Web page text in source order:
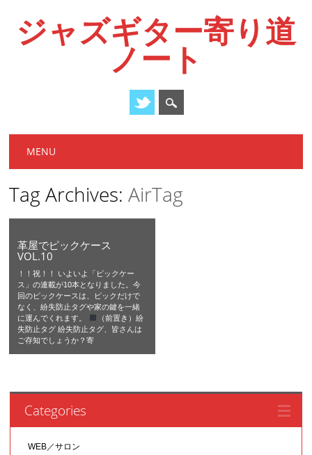
ジャズギター寄り道
ノート
Main menu
MENU
Tag Archives:AirTag
革屋でピックケース
VOL.10
！！祝！！ いよいよ「ピックケー
ス」の連載が10本となりました。今
回のピックケースは、ピックだけで
なく、紛失防止タグや家の鍵を一緒
に運んでくれます。
（前置き）紛
失防止タグ 紛失防止タグ、皆さんは
ご存知でしょうか？寄
Categories
WEB／サロン